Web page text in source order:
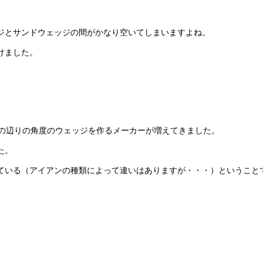
サンドウェッジの間がかなり空いてしまいますよね。
した。
りの角度のウェッジを作るメーカーが増えてきました。
る（アイアンの種類によって違いはありますが・・・）ということ